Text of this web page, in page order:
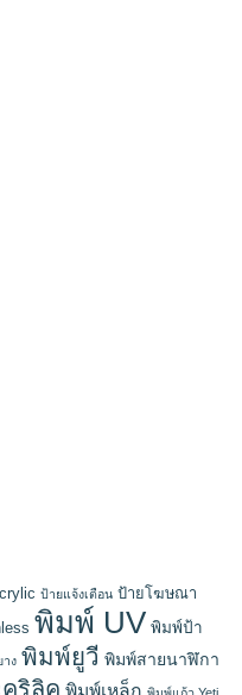
ป้ายแจ้งเตือน ป้ายโฆษณา
พิมพ์ UV พิมพ์ป้า
ง พิมพ์ยูวี พิมพ์สายนาฬิกา
ริลิค พิมพ์เหล็ก